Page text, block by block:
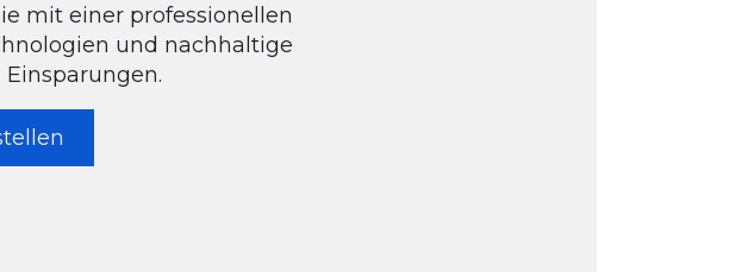
mit einer professionellen
und nachhaltige